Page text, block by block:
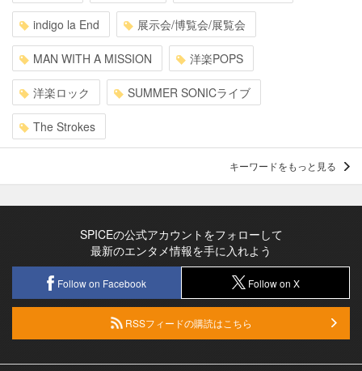
indigo la End 展示会/博覧会/展覧会
MAN WITH A MISSION 洋楽POPS
洋楽ロック SUMMER SONICライブ
The Strokes
キーワードをもっと見る
SPICEの公式アカウントをフォローして
最新のエンタメ情報を手に入れよう
Follow on Facebook Follow on X
RSSフィードの購読はこちら